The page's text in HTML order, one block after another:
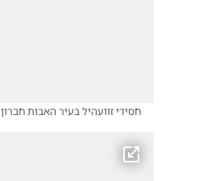
חסידי זוועהיל בעיר האבות חברון